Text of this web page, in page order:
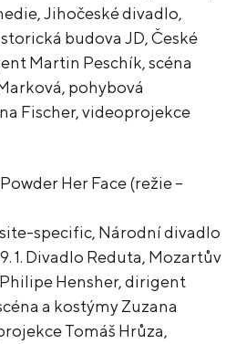
Jihočeské divadlo,
budova JD, České
Martin Peschík, scéna
pohybová
Fischer, videoprojekce
Her Face (režie –
specific, Národní divadlo
1. Divadlo Reduta, Mozartův
Hensher, dirigent
a kostýmy Zuzana
Tomáš Hrůza,